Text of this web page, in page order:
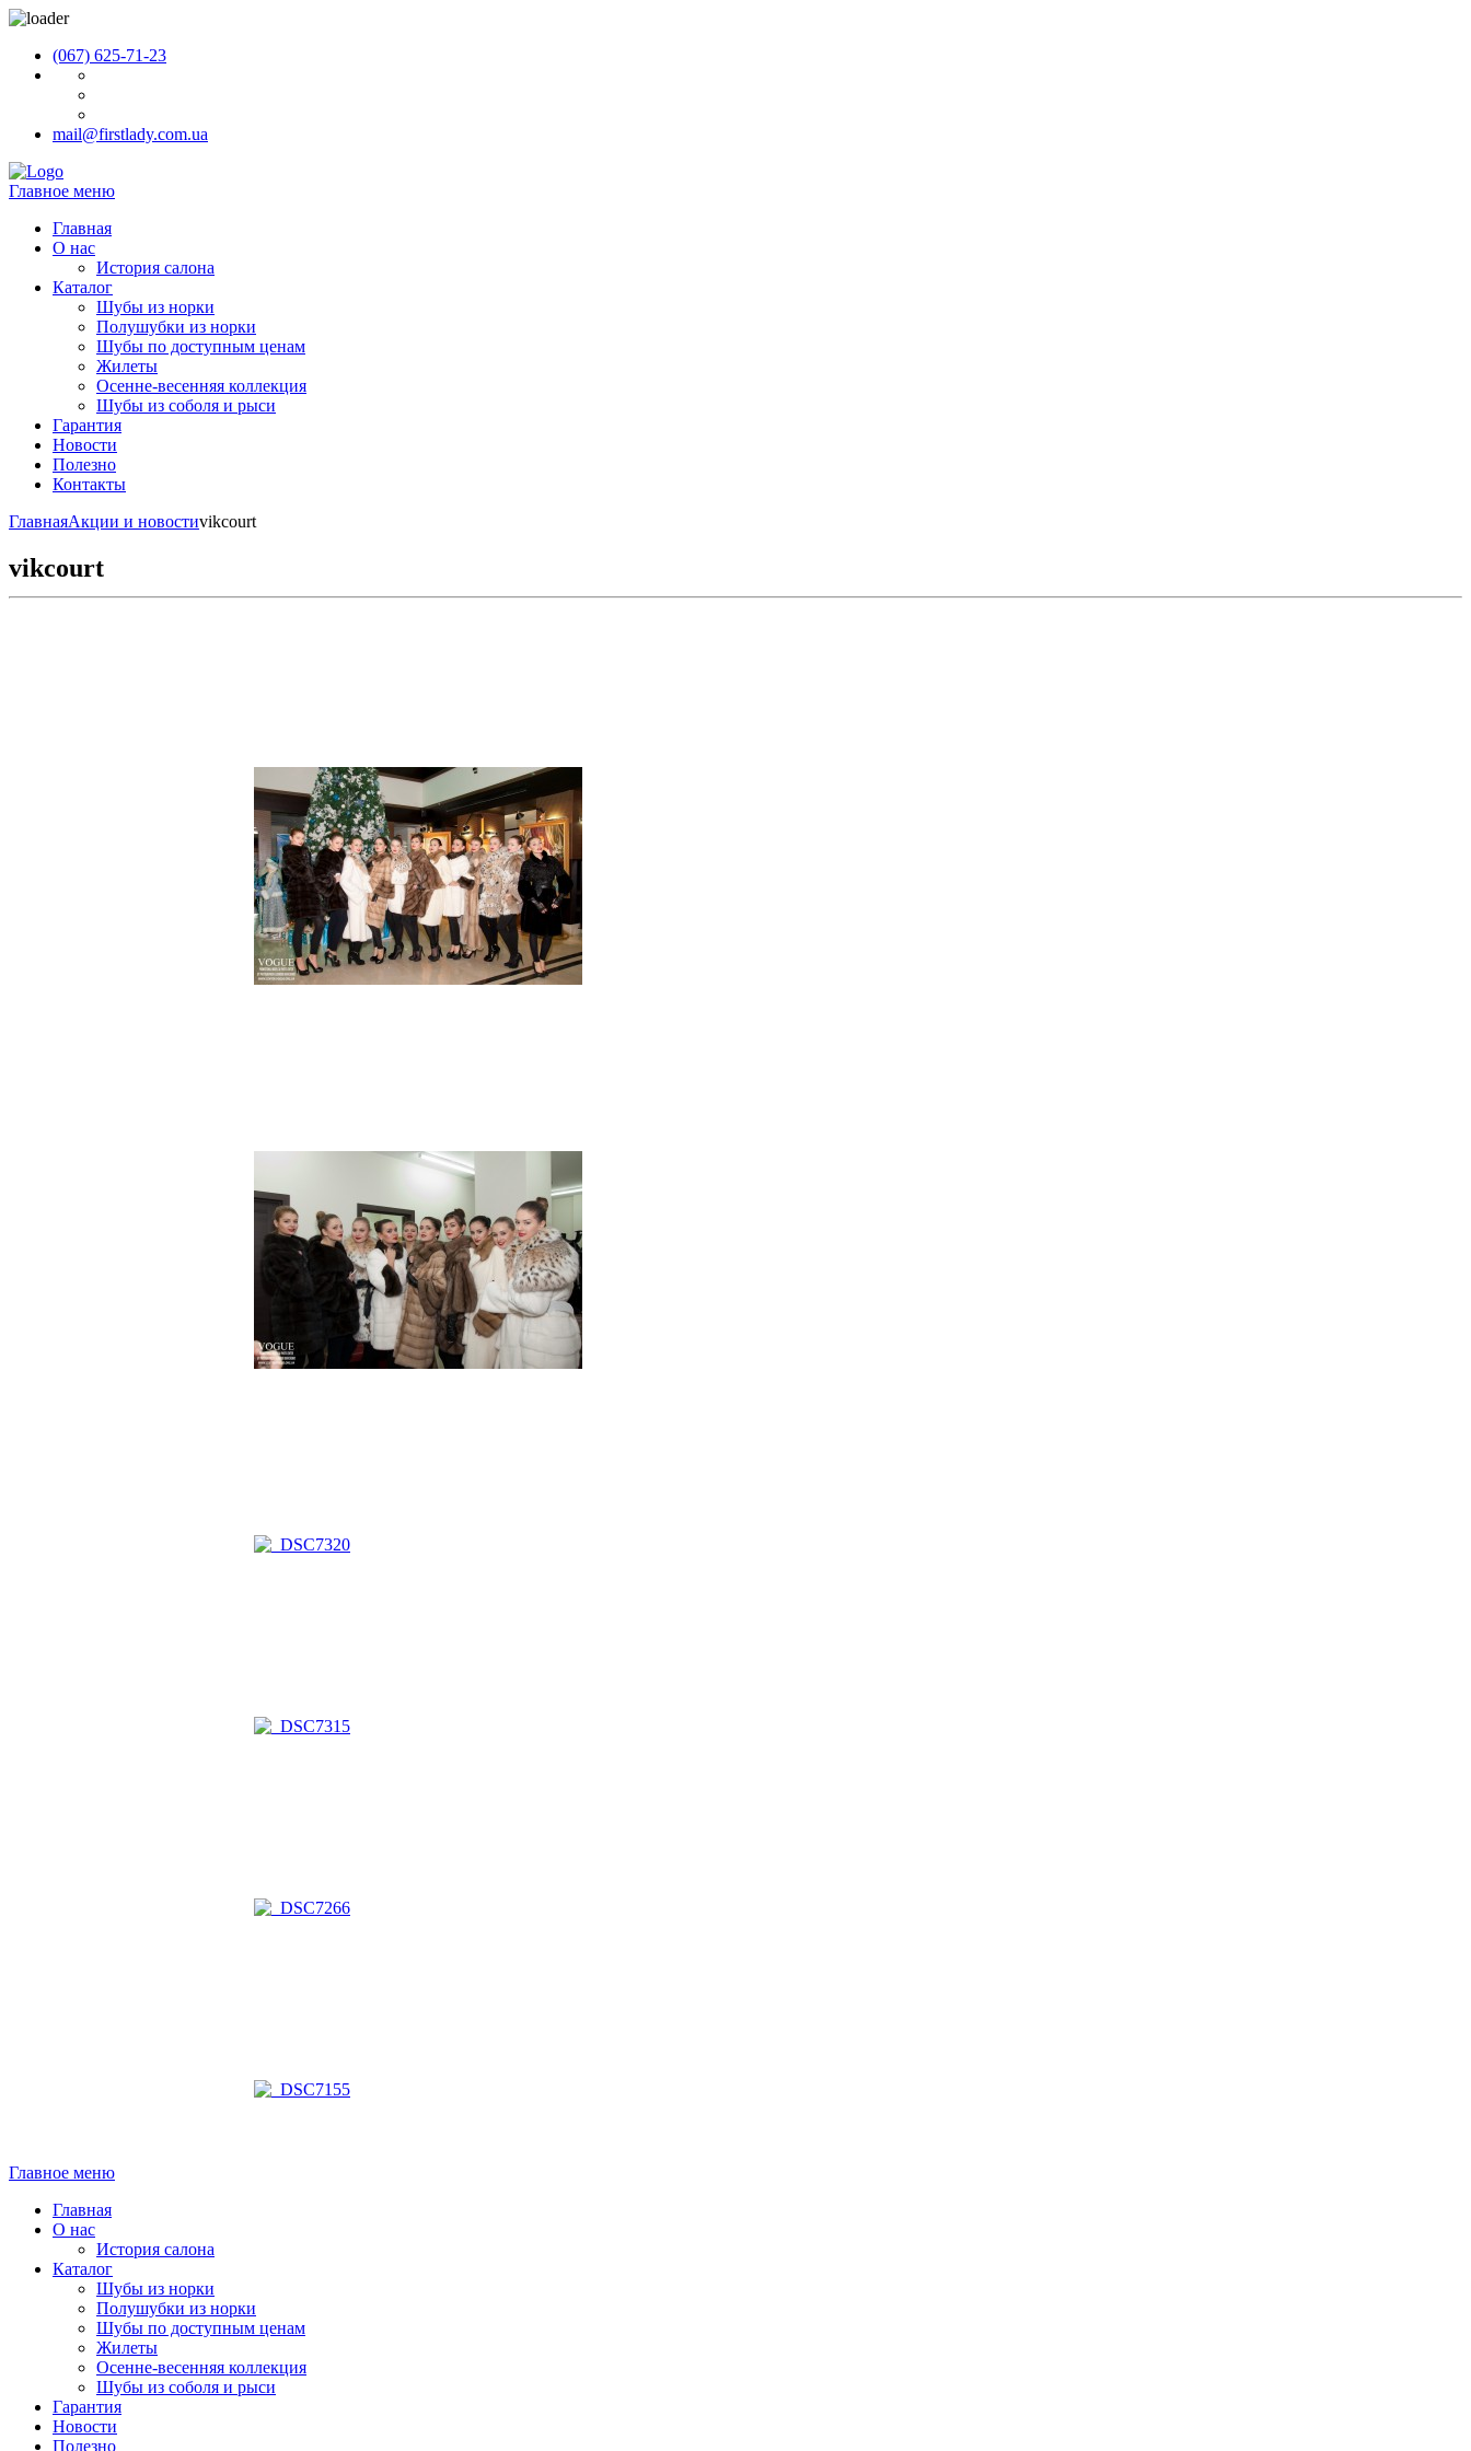
(067) 625-71-23
mail@firstlady.com.ua
Главное меню
Главная
О нас
История салона
Каталог
Шубы из норки
Полушубки из норки
Шубы по доступным ценам
Жилеты
Осенне-весенняя коллекция
Шубы из соболя и рыси
Гарантия
Новости
Полезно
Контакты
ГлавнаяАкции и новостиvikcourt
vikcourt
Главное меню
Главная
О нас
История салона
Каталог
Шубы из норки
Полушубки из норки
Шубы по доступным ценам
Жилеты
Осенне-весенняя коллекция
Шубы из соболя и рыси
Гарантия
Новости
Полезно